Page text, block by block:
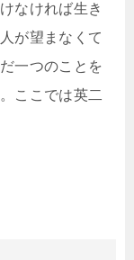
なければ生き
が望まなくて
一つのことを
ここでは英二